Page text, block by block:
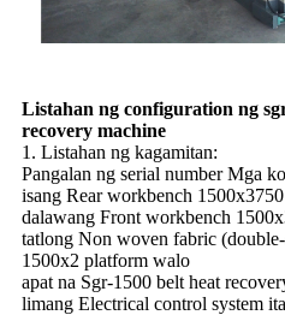
Listahan ng configuration ng
recovery machine
1. Listahan ng kagamitan:
Pangalan ng serial number Mga
isang Rear workbench
dalawang Front workbench
tatlong Non woven fabric
1500x2 platform walo
apat na Sgr-1500 belt heat
limang Electrical control system